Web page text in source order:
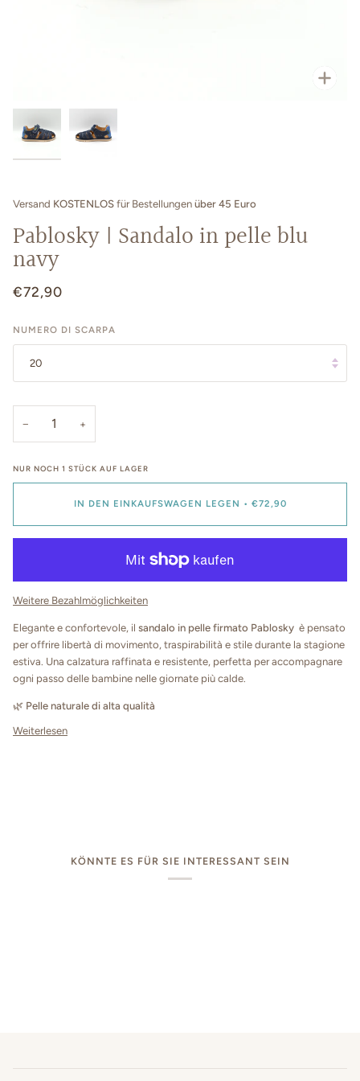
Versand KOSTENLOS für Bestellungen über 45 Euro
Pablosky | Sandalo in pelle blu
navy
€72,90
NUMERO DI SCARPA
20
− +
NUR NOCH 1 STÜCK AUF LAGER
IN DEN EINKAUFSWAGEN LEGEN • €72,90
Weitere Bezahlmöglichkeiten
Elegante e confortevole, il sandalo in pelle firmato Pablosky è pensato
per offrire libertà di movimento, traspirabilità e stile durante la stagione
estiva. Una calzatura raffinata e resistente, perfetta per accompagnare
ogni passo delle bambine nelle giornate più calde.
🌿 Pelle naturale di alta qualità
Weiterlesen
KÖNNTE ES FÜR SIE INTERESSANT SEIN